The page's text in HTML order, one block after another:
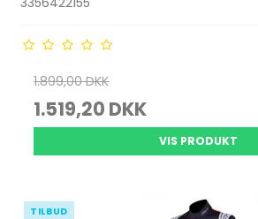
1.899,00 DKK
1.519,20 DKK
VIS PRODUKT
TILBUD